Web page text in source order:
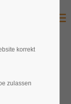
korrekt
zulassen